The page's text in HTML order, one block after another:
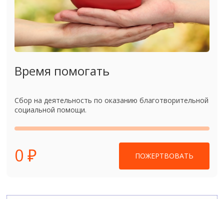
Время помогать
Сбор на деятельность по оказанию благотворительной
социальной помощи.
0 ₽ ПОЖЕРТВОВАТЬ